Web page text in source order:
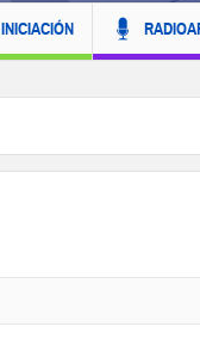
INICIACIÓN